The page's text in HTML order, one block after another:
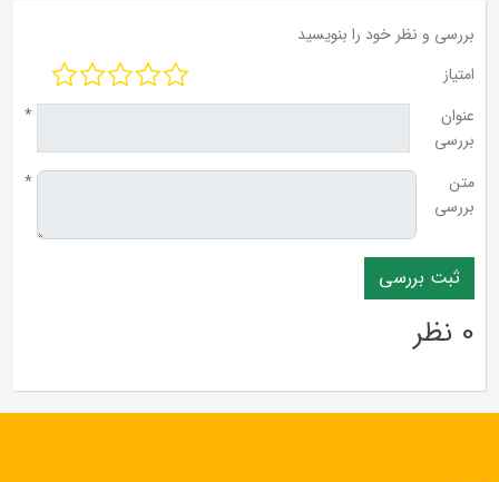
بررسی و نظر خود را بنویسید
امتیاز
عنوان
بررسی
*
متن
بررسی
*
0 نظر